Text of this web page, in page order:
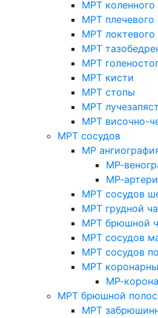
МРТ коленного
МРТ плечевого
МРТ локтевого
МРТ
МРТ
МРТ кисти
МРТ стопы
МРТ
МРТ височно-
МРТ сосудов
МР
МР-
МР-
МРТ сосудов
МРТ грудной
МРТ брюшной
МРТ сосудов
МРТ сосудов
МРТ
МР-
МРТ брюшной
МРТ